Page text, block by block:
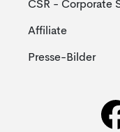
CSR - Corporate
Affiliate
Presse-Bilder